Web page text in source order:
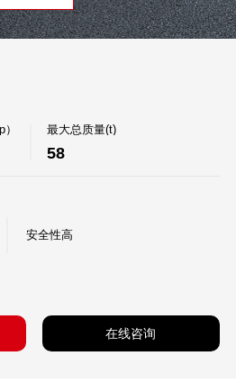
最大总质量(t)
58
安全性高
在线咨询